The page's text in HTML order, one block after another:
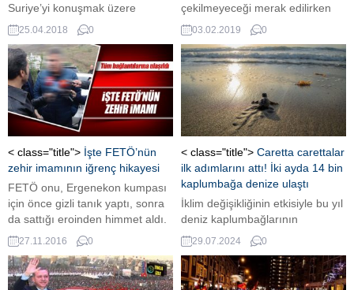
Suriye’yi konuşmak üzere
Moskova’da bir araya gelecek
Interfax haber ajansının son
dakika olarak duyurduğu
haberde, Rusya, Türkiye ve İran
Dışişleri Bakanlarının Cumartesi
günü Suriye’yi konuşmak üzere
Moskova’da bir araya geleceği
açıklandı.
25.04.2018 0
çekilmeyeceği merak edilirken
Arap basınından çok önemli bir
iddia geldi. Arap basınının
iddiasına göre ABD ve Türkiye
Suriye konusunda anlaşmaya
vardı.
03.02.2019 0
< class="title"> İşte FETÖ’nün
zehir imamının iğrenç hikayesi
FETÖ onu, Ergenekon kumpası
için önce gizli tanık yaptı, sonra
da sattığı eroinden himmet aldı.
27.11.2016 0
< class="title"> Caretta carettalar
ilk adımlarını attı! İki ayda 14 bin
kaplumbağa denize ulaştı
İklim değişikliğinin etkisiyle bu yıl
deniz kaplumbağlarının
yuvalama sezonu erken başladı.
İlk adımlarını atan kaplumbağa
yavrularından 14 bin 807 denize
kavuştu.
29.07.2024 0